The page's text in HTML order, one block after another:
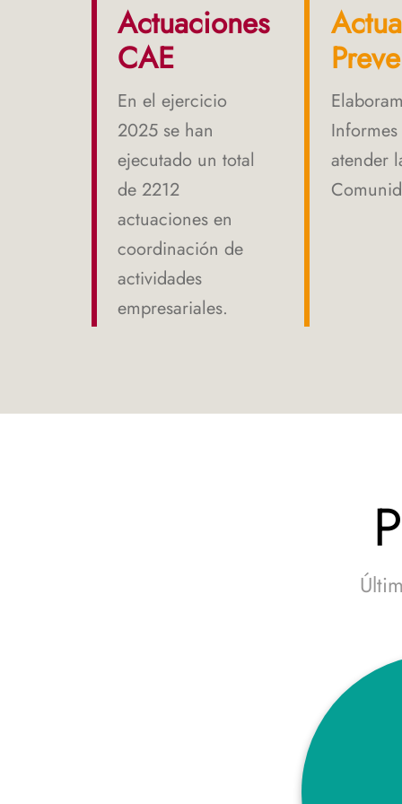
Actuaciones
CAE
En el ejercicio
2025 se han
ejecutado un total
de 2212
actuaciones en
coordinación de
actividades
empresariales.
atender